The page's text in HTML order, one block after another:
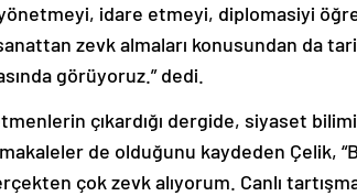
idare etmeyi, diplomasiyi
zevk almaları konusundan da
görüyoruz.” dedi.
çıkardığı dergide, siyaset
de olduğunu kaydeden Çelik,
çok zevk alıyorum. Canlı